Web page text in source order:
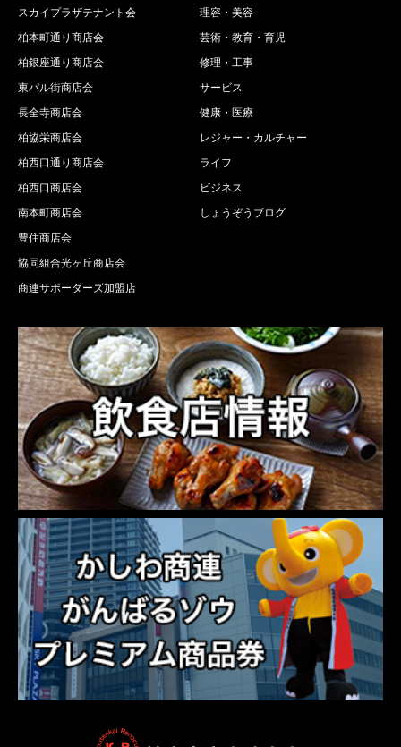
スカイプラザテナント会
柏本町通り商店会
柏銀座通り商店会
東パル街商店会
長全寺商店会
柏協栄商店会
柏西口通り商店会
柏西口商店会
南本町商店会
豊住商店会
協同組合光ヶ丘商店会
商連サポーターズ加盟店
理容・美容
芸術・教育・育児
修理・工事
サービス
健康・医療
レジャー・カルチャー
ライフ
ビジネス
しょうぞうブログ